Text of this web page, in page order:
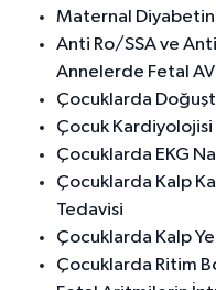
Maternal
Anti Ro/SSA ve
Annelerde Fetal AV
Çocuklarda
Çocuk
Çocuklarda EKG
Çocuklarda Kalp
Tedavisi
Çocuklarda Kalp
Çocuklarda Ritim